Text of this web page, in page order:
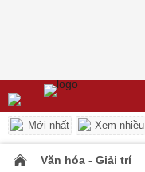
Mới nhất Xem nhiều
Văn hóa - Giải trí